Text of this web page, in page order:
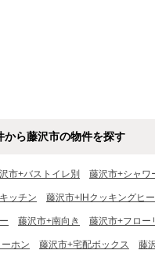
から藤沢市の物件を探す
市+バストイレ別 藤沢市+シャワ
ッチン 藤沢市+IHクッキングヒ
藤沢市+南向き 藤沢市+フロー
ホン 藤沢市+宅配ボックス 藤